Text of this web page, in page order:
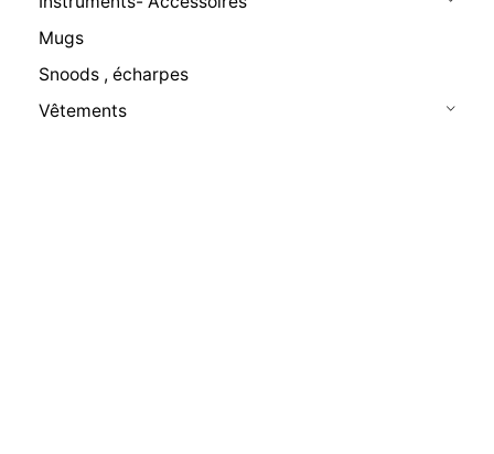
Mugs
Snoods , écharpes
Vêtements